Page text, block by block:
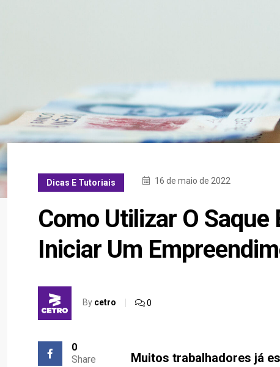
Dicas E Tutoriais 16 de maio de 2022
Como Utilizar O Saque
Iniciar Um
By cetro 0
0
Share
Muitos trabalhadores já